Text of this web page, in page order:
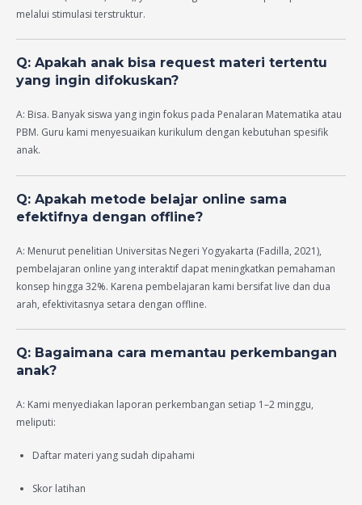
melalui stimulasi terstruktur.
Q: Apakah anak bisa request materi tertentu
yang ingin difokuskan?
A: Bisa. Banyak siswa yang ingin fokus pada Penalaran Matematika atau
PBM. Guru kami menyesuaikan kurikulum dengan kebutuhan spesifik
anak.
Q: Apakah metode belajar online sama
efektifnya dengan offline?
A: Menurut penelitian Universitas Negeri Yogyakarta (Fadilla, 2021),
pembelajaran online yang interaktif dapat meningkatkan pemahaman
konsep hingga 32%. Karena pembelajaran kami bersifat live dan dua
arah, efektivitasnya setara dengan offline.
Q: Bagaimana cara memantau perkembangan
anak?
A: Kami menyediakan laporan perkembangan setiap 1–2 minggu,
meliputi:
Daftar materi yang sudah dipahami
Skor latihan